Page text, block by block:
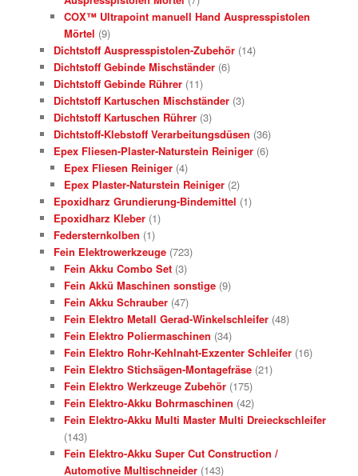
COX™ Ultrapoint manuell Hand Auspresspistolen
Mörtel (9)
Dichtstoff Auspresspistolen-Zubehör (14)
Dichtstoff Gebinde Mischständer (6)
Dichtstoff Gebinde Rührer (11)
Dichtstoff Kartuschen Mischständer (3)
Dichtstoff Kartuschen Rührer (3)
Dichtstoff-Klebstoff Verarbeitungsdüsen (36)
Epex Fliesen-Plaster-Naturstein Reiniger (6)
Epex Fliesen Reiniger (4)
Epex Plaster-Naturstein Reiniger (2)
Epoxidharz Grundierung-Bindemittel (1)
Epoxidharz Kleber (1)
Federsternkolben (1)
Fein Elektrowerkzeuge (723)
Fein Akku Combo Set (3)
Fein Akkü Maschinen sonstige (9)
Fein Akku Schrauber (47)
Fein Elektro Metall Gerad-Winkelschleifer (48)
Fein Elektro Poliermaschinen (34)
Fein Elektro Rohr-Kehlnaht-Exzenter Schleifer (16)
Fein Elektro Stichsägen-Montagefräse (21)
Fein Elektro Werkzeuge Zubehör (175)
Fein Elektro-Akku Bohrmaschinen (42)
Fein Elektro-Akku Multi Master Multi Dreieckschleifer
(143)
Fein Elektro-Akku Super Cut Construction /
Automotive Multischneider (143)